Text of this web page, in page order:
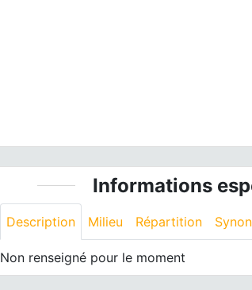
Informations
Description Milieu Répartition
Non renseigné pour le moment